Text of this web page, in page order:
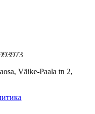
Väike-Paala tn 2,